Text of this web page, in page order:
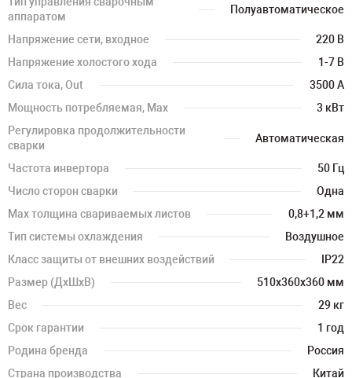
аппаратом
Полуавтоматическое
Напряжение сети, входное
220 В
Напряжение холостого хода
1-7 В
Сила тока, Out
3500 А
Мощность потребляемая, Max
3 кВт
Регулировка продолжительности
сварки
Автоматическая
Частота инвертора
50 Гц
Число сторон сварки
Одна
Max толщина свариваемых листов
0,8+1,2 мм
Тип системы охлаждения
Воздушное
Класс защиты от внешних воздействий
IP22
Размер (ДхШхВ)
510х360х360 мм
Вес
29 кг
Срок гарантии
1 год
Родина бренда
Россия
Страна производства
Китай